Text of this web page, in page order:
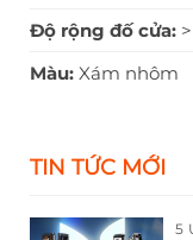
Độ rộng đố cửa:>
Màu:Xám nhôm
TIN TỨC MỚI
5